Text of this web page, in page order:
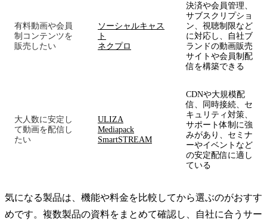
有料動画や会員
制コンテンツを
販売したい
ソーシャルキャス
ト
ネクプロ
決済や会員管理、
サブスクリプショ
ン、視聴制限など
に対応し、自社ブ
ランドの動画販売
サイトや会員制配
信を構築できる
大人数に安定し
て動画を配信し
たい
ULIZA
Mediapack
SmartSTREAM
CDNや大規模配
信、同時接続、セ
キュリティ対策、
サポート体制に強
みがあり、セミナ
ーやイベントなど
の安定配信に適し
ている
気になる製品は、機能や料金を比較してから選ぶのがおすす
めです。複数製品の資料をまとめて確認し、自社に合うサー